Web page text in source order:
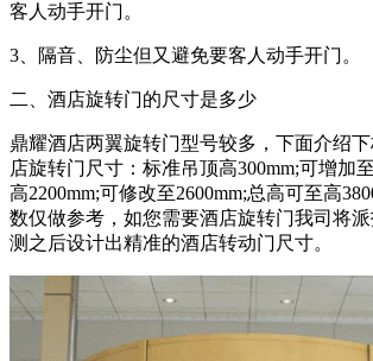
客人动手开门。
3、隔音、防尘但又避免要客人动手开门。
二、酒店旋转门的尺寸是多少
鼎耀酒店两翼旋转门型号较多，下面介绍
店旋转门尺寸：标准吊顶高300mm;可增加
高2200mm;可修改至2600mm;总高可至高
数仅做参考，如您需要酒店旋转门我司将
测之后设计出精准的酒店转动门尺寸。